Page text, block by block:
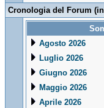
Cronologia del Forum
Agosto 2026
Luglio 2026
Giugno 2026
Maggio 2026
Aprile 2026